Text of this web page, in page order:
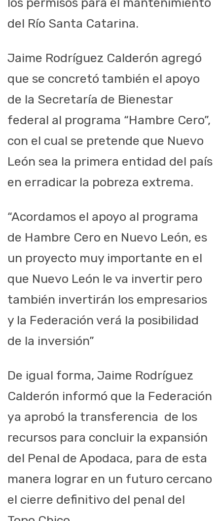
los permisos para el mantenimiento
del Río Santa Catarina.
Jaime Rodríguez Calderón agregó
que se concretó también el apoyo
de la Secretaría de Bienestar
federal al programa “Hambre Cero”,
con el cual se pretende que Nuevo
León sea la primera entidad del país
en erradicar la pobreza extrema.
“Acordamos el apoyo al programa
de Hambre Cero en Nuevo León, es
un proyecto muy importante en el
que Nuevo León le va invertir pero
también invertirán los empresarios
y la Federación verá la posibilidad
de la inversión”
De igual forma, Jaime Rodríguez
Calderón informó que la Federación
ya aprobó la transferencia de los
recursos para concluir la expansión
del Penal de Apodaca, para de esta
manera lograr en un futuro cercano
el cierre definitivo del penal del